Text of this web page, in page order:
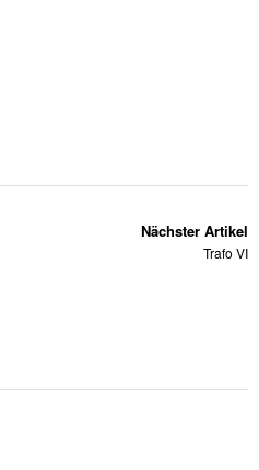
Nächster Artikel
Trafo VI